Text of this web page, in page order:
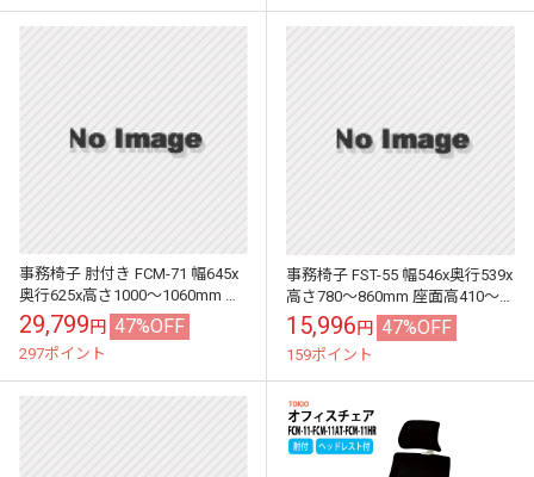
事務椅子 肘付き FCM-71 幅645x
奥行625x高さ1000～1060mm 座
面高435～495mm 布 肘付 オフィ
スチェ...
29,799円 47%OFF
297ポイント
事務椅子 FST-55 幅546x奥行539x
高さ780～860mm 座面高410～
490mm 布 肘なし オフィスチェ
ア デスク...
15,996円 47%OFF
159ポイント